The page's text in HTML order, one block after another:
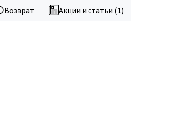
Возврат Акции и статьи (1)